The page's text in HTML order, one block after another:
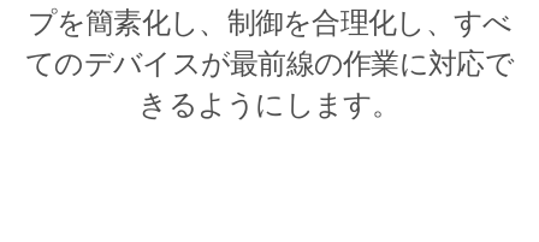
プを簡素化し、制御を合理化し、すべ
てのデバイスが最前線の作業に対応で
きるようにします。